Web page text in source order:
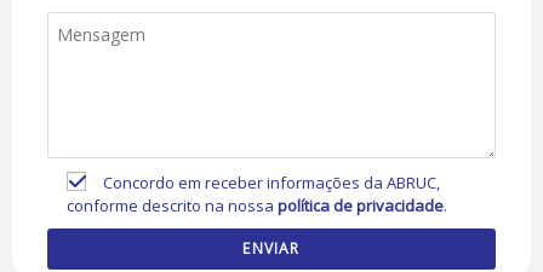
Concordo em receber informações da ABRUC,
conforme descrito na nossapolítica de privacidade.